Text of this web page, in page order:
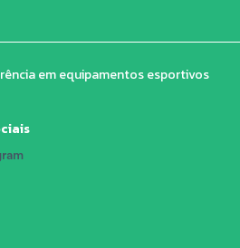
em equipamentos esportivos